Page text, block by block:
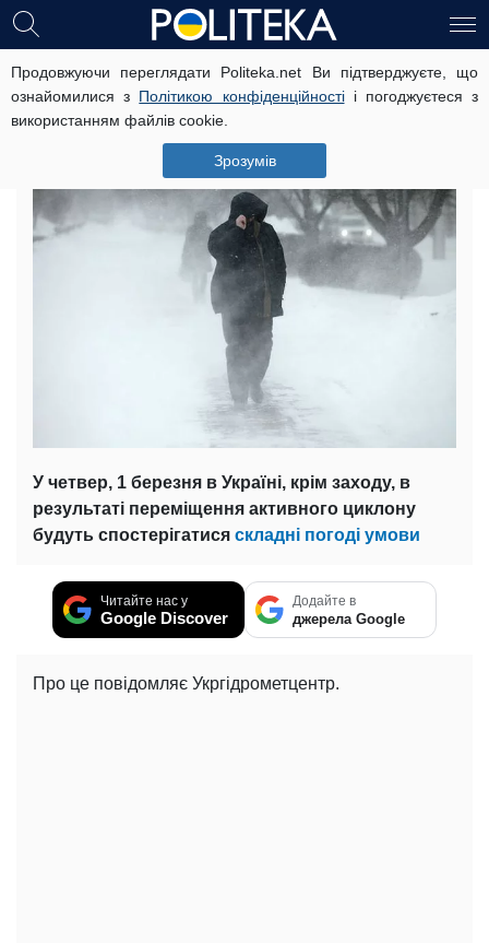
Продовжуючи переглядати Politeka.net Ви підтверджуєте, що
ознайомилися з Політикою конфіденційностіі погоджуєтеся з
використанням файлів cookie.
Зрозумів
Коли весна гірша за зиму: як погода
ще познущається над українцями
У четвер, 1 березня в Україні, крім заходу, в
результаті переміщення активного циклону
будуть спостерігатися складні погоді умови
Читайте нас у
Google Discover
Додайте в
джерела Google
Про це повідомляє Укргідрометцентр.